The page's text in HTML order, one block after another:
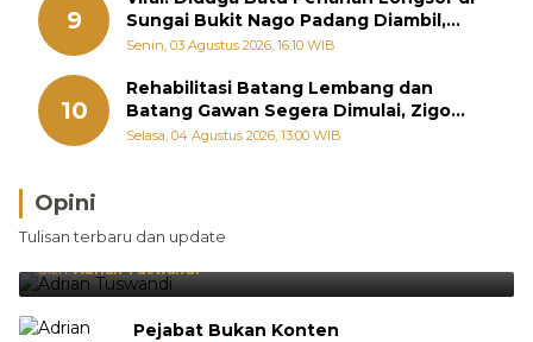
9
Sungai Bukit Nago Padang Diambil,
Warga Khawatir Bencana Terulang
Senin, 03 Agustus 2026, 16:10 WIB
10
Rehabilitasi Batang Lembang dan
Batang Gawan Segera Dimulai, Zigo
Rolanda Pastikan Proyek Berjalan
Selasa, 04 Agustus 2026, 13:00 WIB
Opini
Tulisan terbaru dan update
Brasil Lebih Diunggulkan, tetapi Jepang Selalu
Punya Cara Membuat Kejutan
Oleh:Adrian Tuswandi
Pejabat Bukan Konten